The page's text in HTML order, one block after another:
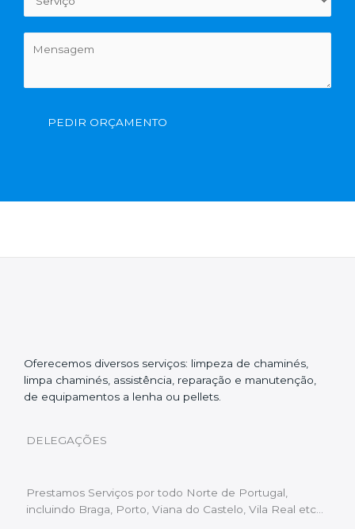
PEDIR ORÇAMENTO
Oferecemos diversos serviços: limpeza de chaminés,
limpa chaminés, assistência, reparação e manutenção,
de equipamentos a lenha ou pellets.
DELEGAÇÕES
Prestamos Serviços por todo Norte de Portugal,
incluindo Braga, Porto, Viana do Castelo, Vila Real etc…